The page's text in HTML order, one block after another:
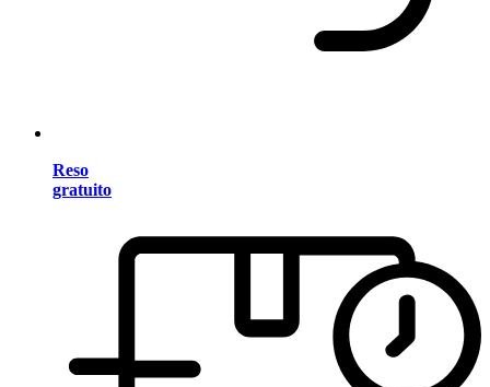
Reso
gratuito